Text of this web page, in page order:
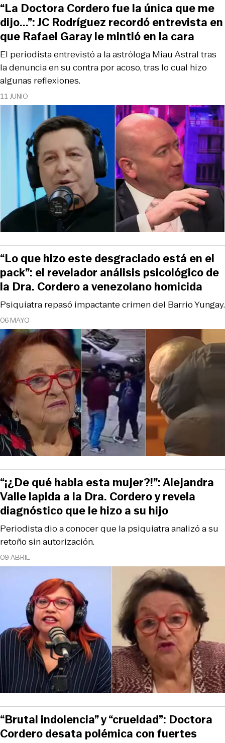
11 JUNIO
El periodista entrevistó a la astróloga Miau Astral tras
la denuncia en su contra por acoso, tras lo cual hizo
algunas reflexiones.
“La Doctora Cordero fue la única que me
dijo...”: JC Rodríguez recordó entrevista en
que Rafael Garay le mintió en la cara
06 MAYO
Psiquiatra repasó impactante crimen del Barrio Yungay.
“Lo que hizo este desgraciado está en el
pack”: el revelador análisis psicológico de
la Dra. Cordero a venezolano homicida
09 ABRIL
Periodista dio a conocer que la psiquiatra analizó a su
retoño sin autorización.
“¡¿De qué habla esta mujer?!”: Alejandra
Valle lapida a la Dra. Cordero y revela
diagnóstico que le hizo a su hijo
“Brutal indolencia” y “crueldad”: Doctora
Cordero desata polémica con fuertes